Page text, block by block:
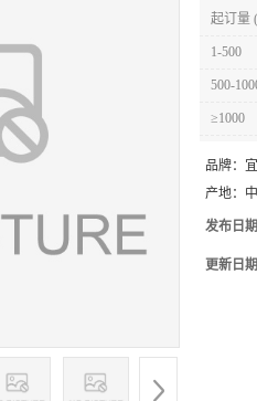
起订量
1-500
500-
≥1000
品牌：
产地：
发布日
更新日